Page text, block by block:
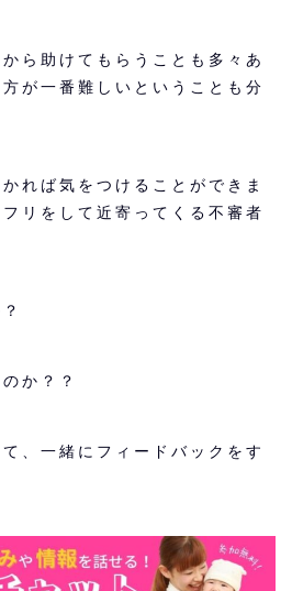
ら助けてもらうことも多々あ
が一番難しいということも分
れば気をつけることができま
リをして近寄ってくる不審者
か？？
、一緒にフィードバックをす